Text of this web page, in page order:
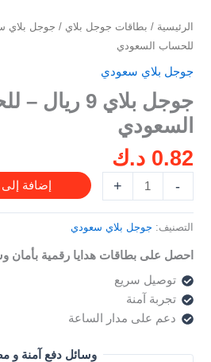
الرئيسية / بطاقات جوجل بلاي / جوجل بلاي
للحساب السعودي
جوجل بلاي سعودي
جوجل بلاي 9
السعودي
0.82 د.ك
-
كمية
جوجل
ريال
السعودي
+ إضافة
التصنيف: جوجل بلاي سعودي
احصل على بطاقات هدايا رقمية بأمان
توصيل سريع
تجربة آمنة
دعم على مدار الساعة
وسائل دفع آمنة و